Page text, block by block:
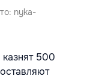
nyka-
500